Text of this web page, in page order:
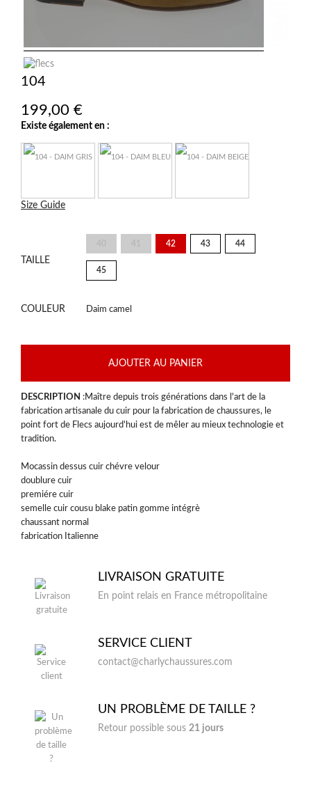
104
199,00 €
Existe également en :
Size Guide
TAILLE
42 43 44
45
COULEUR Daim camel
AJOUTER AU PANIER
DESCRIPTION :Maître depuis trois générations dans l'art de la
fabrication artisanale du cuir pour la fabrication de chaussures, le
point fort de Flecs aujourd'hui est de mêler au mieux technologie et
tradition.
Mocassin dessus cuir chévre velour
doublure cuir
premiére cuir
semelle cuir cousu blake patin gomme intégrè
chaussant normal
fabrication Italienne
LIVRAISON GRATUITE
En point relais en France métropolitaine
SERVICE CLIENT
contact@charlychaussures.com
UN PROBLÈME DE TAILLE ?
Retour possible sous 21 jours